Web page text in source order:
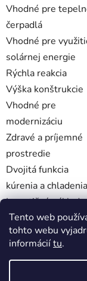
Tento web
tohto webu
informáciítu.
Vhodné pre
čerpadlá
Vhodné pre
solárnej energie
Rýchla reakcia
Výška konštrukcie
Vhodné pre
modernizáciu
Zdravé a príjemné
prostredie
Dvojitá funkcia
kúrenia a chladenia
Investičné náklady